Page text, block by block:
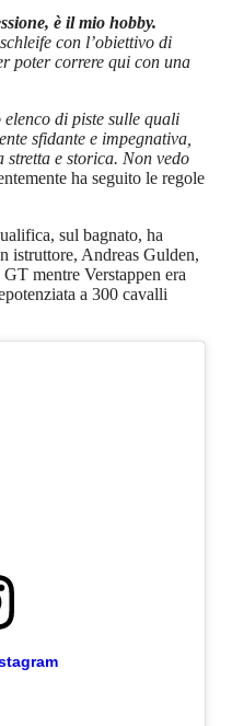
è il mio hobby.
con l’obiettivo di
poter correre qui con una
di piste sulle quali
sfidante e impegnativa,
e storica. Non vedo
ha seguito le regole
sul bagnato, ha
istruttore, Andreas Gulden,
mentre Verstappen era
a 300 cavalli